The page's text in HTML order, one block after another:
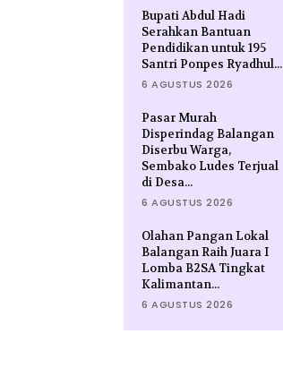
Bupati Abdul Hadi
Serahkan Bantuan
Pendidikan untuk 195
Santri Ponpes Ryadhul...
6 AGUSTUS 2026
Pasar Murah
Disperindag Balangan
Diserbu Warga,
Sembako Ludes Terjual
di Desa...
6 AGUSTUS 2026
Olahan Pangan Lokal
Balangan Raih Juara I
Lomba B2SA Tingkat
Kalimantan...
6 AGUSTUS 2026